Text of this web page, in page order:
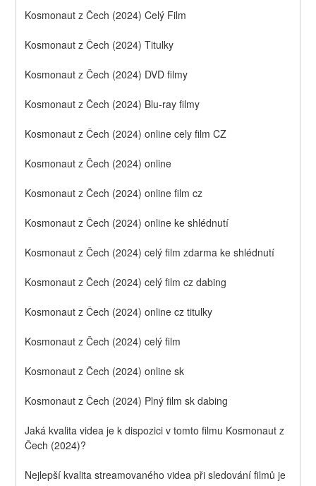
Kosmonaut z Čech (2024) Celý Film
Kosmonaut z Čech (2024) Titulky
Kosmonaut z Čech (2024) DVD filmy
Kosmonaut z Čech (2024) Blu-ray filmy
Kosmonaut z Čech (2024) online cely film CZ
Kosmonaut z Čech (2024) online
Kosmonaut z Čech (2024) online film cz
Kosmonaut z Čech (2024) online ke shlédnutí
Kosmonaut z Čech (2024) celý film zdarma ke shlédnutí
Kosmonaut z Čech (2024) celý film cz dabing
Kosmonaut z Čech (2024) online cz titulky
Kosmonaut z Čech (2024) celý film
Kosmonaut z Čech (2024) online sk
Kosmonaut z Čech (2024) Plný film sk dabing
Jaká kvalita videa je k dispozici v tomto filmu Kosmonaut z
Čech (2024)?
Nejlepší kvalita streamovaného videa při sledování filmů je